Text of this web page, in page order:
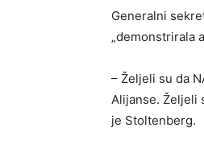
Generalni
„demonstrirala
– Željeli su da
Alijanse. Željeli
je Stoltenberg.